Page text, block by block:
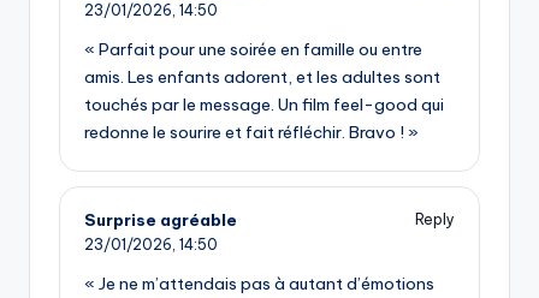
23/01/2026, 14:50
« Parfait pour une soirée en famille ou entre
amis. Les enfants adorent, et les adultes sont
touchés par le message. Un film feel-good qui
redonne le sourire et fait réfléchir. Bravo ! »
Surprise agréable
Reply
23/01/2026, 14:50
« Je ne m’attendais pas à autant d’émotions